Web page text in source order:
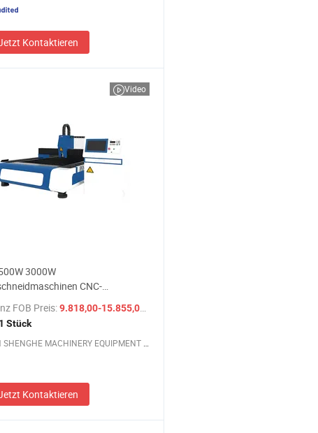
Kontaktieren
Video
3000W
CNC-
Laserschneidmaschine Preis
FOB Preis:9.818,00-15.855,00 $
1 Stück
Kontaktieren